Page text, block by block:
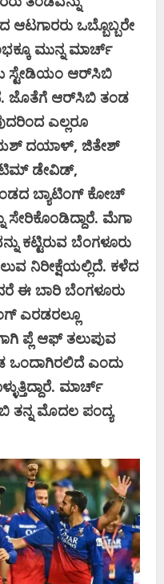
ಆಟಗಾರರು ಒಬ್ಬೊಬ್ಬರೇ
ಮುನ್ನ ಮಾರ್ಚ್‌
ಸ್ಟೇಡಿಯಂ ಆರ್‌ಸಿಬಿ
ಆರ್‌ಸಿಬಿ ತಂಡ
ಎಲ್ಲರೂ
ಯಶ್‌ ದಯಾಳ್‌, ಜಿತೇಶ್‌
ಟಿಮ್‌ ಡೇವಿಡ್‌,
ಬ್ಯಾಟಿಂಗ್‌ ಕೋಚ್‌
ಸೇರಿಕೊಂಡಿದ್ದಾರೆ. ಮೆಗಾ
ಕಟ್ಟಿರುವ ಬೆಂಗಳೂರು
ನಿರೀಕ್ಷೆಯಲ್ಲಿದೆ. ಕಳೆದ
ಈ ಬಾರಿ ಬೆಂಗಳೂರು
ಎರಡರಲ್ಲೂ
ಪ್ಲೆ ಆಫ್‌ ತಲುಪುವ
ಒಂದಾಗಿರಲಿದೆ ಎಂದು
ಮಾರ್ಚ್‌
ತನ್ನ ಮೊದಲ ಪಂದ್ಯ